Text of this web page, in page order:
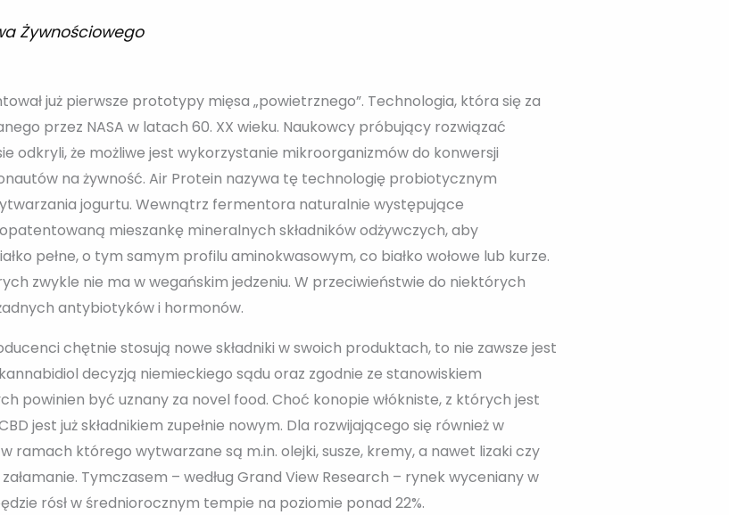
Żywnościowego
już pierwsze prototypy mięsa „powietrznego”. Technologia, która się za
przez NASA w latach 60. XX wieku. Naukowcy próbujący rozwiązać
odkryli, że możliwe jest wykorzystanie mikroorganizmów do konwersji
na żywność. Air Protein nazywa tę technologię probiotycznym
jogurtu. Wewnątrz fermentora naturalnie występujące
mieszankę mineralnych składników odżywczych, aby
pełne, o tym samym profilu aminokwasowym, co białko wołowe lub kurze.
zwykle nie ma w wegańskim jedzeniu. W przeciwieństwie do niektórych
antybiotyków i hormonów.
chętnie stosują nowe składniki w swoich produktach, to nie zawsze jest
decyzją niemieckiego sądu oraz zgodnie ze stanowiskiem
powinien być uznany za novel food. Choć konopie włókniste, z których jest
jest już składnikiem zupełnie nowym. Dla rozwijającego się również w
ramach którego wytwarzane są m.in. olejki, susze, kremy, a nawet lizaki czy
Tymczasem – według Grand View Research – rynek wyceniany w
rósł w średniorocznym tempie na poziomie ponad 22%.